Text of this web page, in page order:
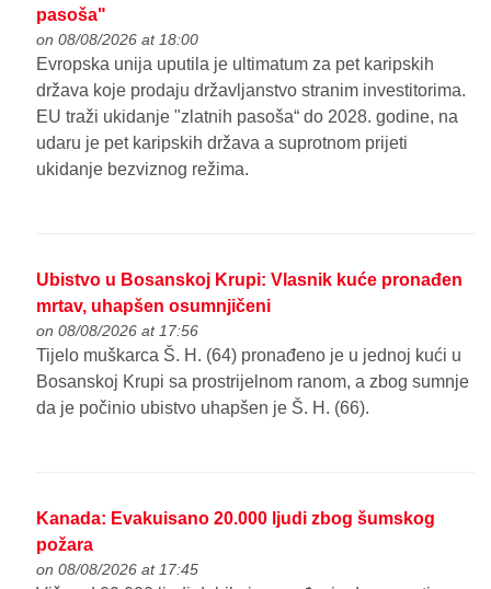
pasoša"
on 08/08/2026 at 18:00
Evropska unija uputila je ultimatum za pet karipskih
država koje prodaju državljanstvo stranim investitorima.
EU traži ukidanje "zlatnih pasoša“ do 2028. godine, na
udaru je pet karipskih država a suprotnom prijeti
ukidanje bezviznog režima.
Ubistvo u Bosanskoj Krupi: Vlasnik kuće pronađen
mrtav, uhapšen osumnjičeni
on 08/08/2026 at 17:56
Tijelo muškarca Š. H. (64) pronađeno je u jednoj kući u
Bosanskoj Krupi sa prostrijelnom ranom, a zbog sumnje
da je počinio ubistvo uhapšen je Š. H. (66).
Kanada: Evakuisano 20.000 ljudi zbog šumskog
požara
on 08/08/2026 at 17:45